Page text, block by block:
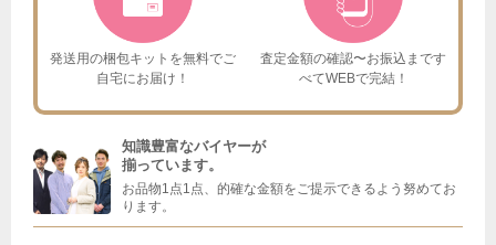
発送用の梱包キットを無料でご
自宅にお届け！
査定金額の確認〜お振込まです
べてWEBで完結！
知識豊富なバイヤーが
揃っています。
お品物1点1点、的確な金額をご提示できるよう努めてお
ります。